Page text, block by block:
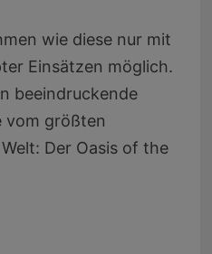
wie diese nur mit
Einsätzen möglich.
beeindruckende
vom größten
Der Oasis of the